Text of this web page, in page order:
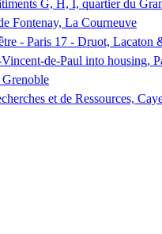
G, H, I, quartier du
Fontenay, La Courneuve
- Paris 17 - Druot, Lacaton
de-Paul into housing,
et de Ressources,